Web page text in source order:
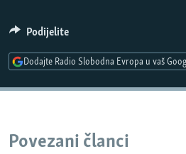
Podijelite
Dodajte Radio Slobodna Evropa u vaš
Povezani članci